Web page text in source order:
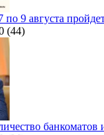
по 9 августа
(44)